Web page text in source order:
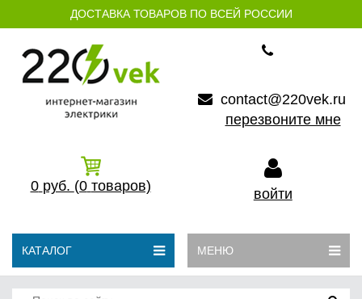
ДОСТАВКА ТОВАРОВ ПО ВСЕЙ РОССИИ
contact@220vek.ru
перезвоните мне
0 руб. (0 товаров) войти
КАТАЛОГ МЕНЮ